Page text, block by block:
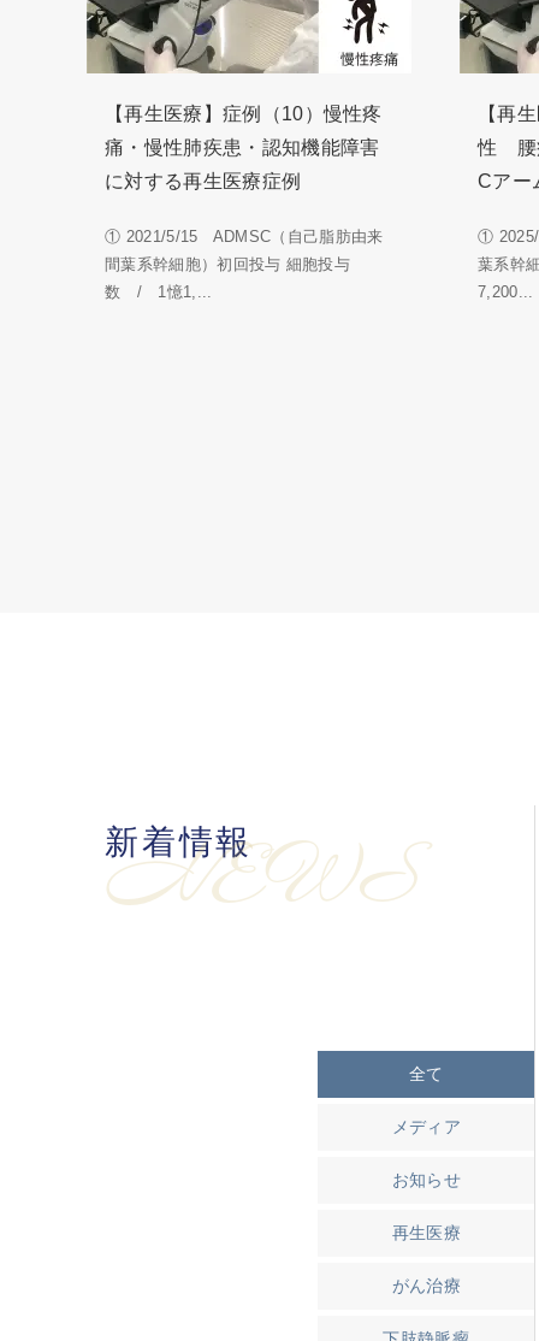
【再生医療】症例（10）慢性疼
痛・慢性肺疾患・認知機能障害
に対する再生医療症例
① 2021/5/15 ADMSC（自己脂肪由来
間葉系幹細胞）初回投与 細胞投与
数 / 1憶1,...
【再
性 腰
Cアー
① 2025/
葉系幹
7,200...
新着情報
NEWS
全て
メディア
お知らせ
再生医療
がん治療